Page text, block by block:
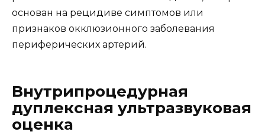
основан на рецидиве симптомов или
признаков окклюзионного заболевания
периферических артерий.
Внутрипроцедурная
дуплексная ультразвуковая
оценка